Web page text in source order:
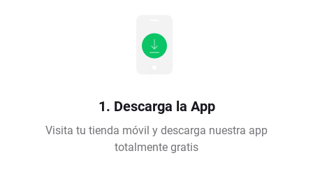
1. Descarga la App
Visita tu tienda móvil y descarga nuestra app
totalmente gratis